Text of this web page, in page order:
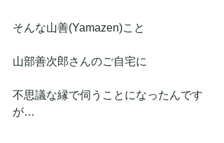
そんな山善(Yamazen)こと
山部善次郎さんのご自宅に
不思議な縁で伺うことになったんです
が…